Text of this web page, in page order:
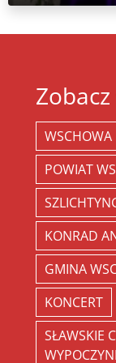
WSCHOWA
POWIAT
KONRAD
GMINA
KONCERT
SŁAWSKIE